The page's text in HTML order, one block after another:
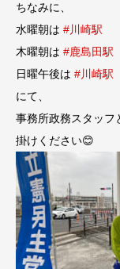
ちなみに、
水曜朝は #川崎駅
木曜朝は #鹿島田駅
日曜午後は #川崎駅
にて、
事務所政務スタッフ
掛けください😊